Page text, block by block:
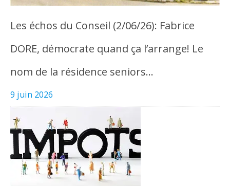
Les échos du Conseil (2/06/26): Fabrice
DORE, démocrate quand ça l’arrange! Le
nom de la résidence seniors…
9 juin 2026